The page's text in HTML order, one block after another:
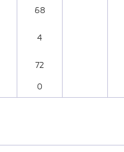
68
4
72
0